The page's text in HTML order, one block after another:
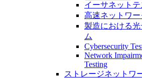
イーサネットテ
高速ネットワー
製造における
ム
Cybersecurity
Network
Testing
ストレージネットワ